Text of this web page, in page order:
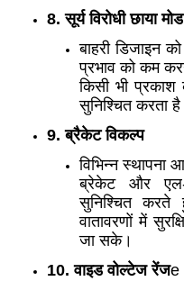
8. सूर्य विरोधी छाया
बाहरी डिजाइन
प्रभाव को कम
किसी भी प्रकाश
सुनिश्चित करता
9. ब्रैकेट विकल्प
विभिन्न
ब्रेकेट और
सुनिश्चित करते
वातावरणों में
जा सके।
10. वाइड वोल्टेज रेंजe